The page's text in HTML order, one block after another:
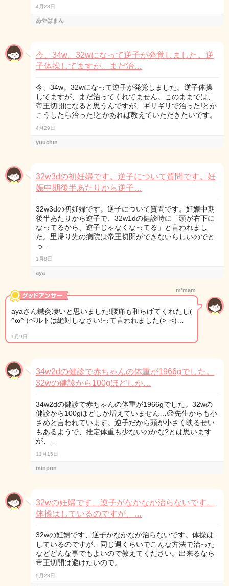
4月28日
あやぱまん
今、34w。32wになって逆子が発覚しました。逆
子体操してますが、まだ治…
今、34w。32wになって逆子が発覚しました。逆子体操
してますが、まだ治ってくれてません。このままでは、
帝王切開になると思うんですが、ギリギリで治った!とか
こうしたら治った!とかあれば教えていただきたいです。
4月29日
yuuchin
32w3dの初妊婦です。逆子について質問です。妊
娠中期後半あたりから逆子…
32w3dの初妊婦です。逆子について質問です。妊娠中期
後半あたりから逆子で、32w1dの健診時に「頭が右下に
なってるから、逆子じゃなくなってる」と言われまし
た。里帰り先の病院は帝王切開ができないらしいのでと
っ…
1月8日
aya
m'mam
ayaさん鍼灸凄いと思いました!腰痛も和らげてくれたし(
^ω^ )ベルトは絶対しなさい!って言われました(>_<)…
1月9日
34w2dの健診で赤ちゃんの体重が1966gでした。
32wの健診から100gほどしか…
34w2dの健診で赤ちゃんの体重が1966gでした。32wの
健診から100gほどしか増えていません…😥先生からも小
さめと言われています。逆子だから頭が小さく映るせい
もあるようで、推定体重も少ないのかな?とは思います
が、…
11月15日
minpon
32wの妊婦です、逆子がなかなか治らないです。
体操はしているのですが、…
32wの妊婦です、逆子がなかなか治らないです。体操は
しているのですが、同じ週くらいでこんな方法で治った
などどんな事でもよいので教えてください。出来るなら
帝王切開は避けたいので。
9月28日